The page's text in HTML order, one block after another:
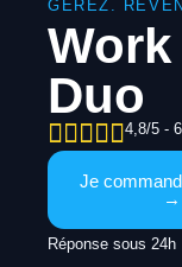
GÉREZ.
Duo
4,8/5 -
Je
→
Réponse sous 24h